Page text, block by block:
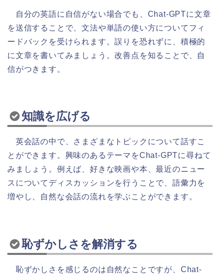
自分の英語に自信がない場合でも、Chat-GPTに文章
を送信することで、文法や単語の使い方についてフィ
ードバックを受けられます。誤りを恐れずに、積極的
に文章を書いてみましょう。改善点を知ることで、自
信がつきます。
知識を広げる
英会話の中で、さまざまなトピックについて話すこ
とができます。興味のあるテーマをChat-GPTに尋ねて
みましょう。例えば、好きな映画や本、最近のニュー
スについてディスカッションを行うことで、語彙力を
増やし、自然な会話の流れを学ぶことができます。
恥ずかしさを解消する
恥ずかしさを感じるのは自然なことですが、Chat-